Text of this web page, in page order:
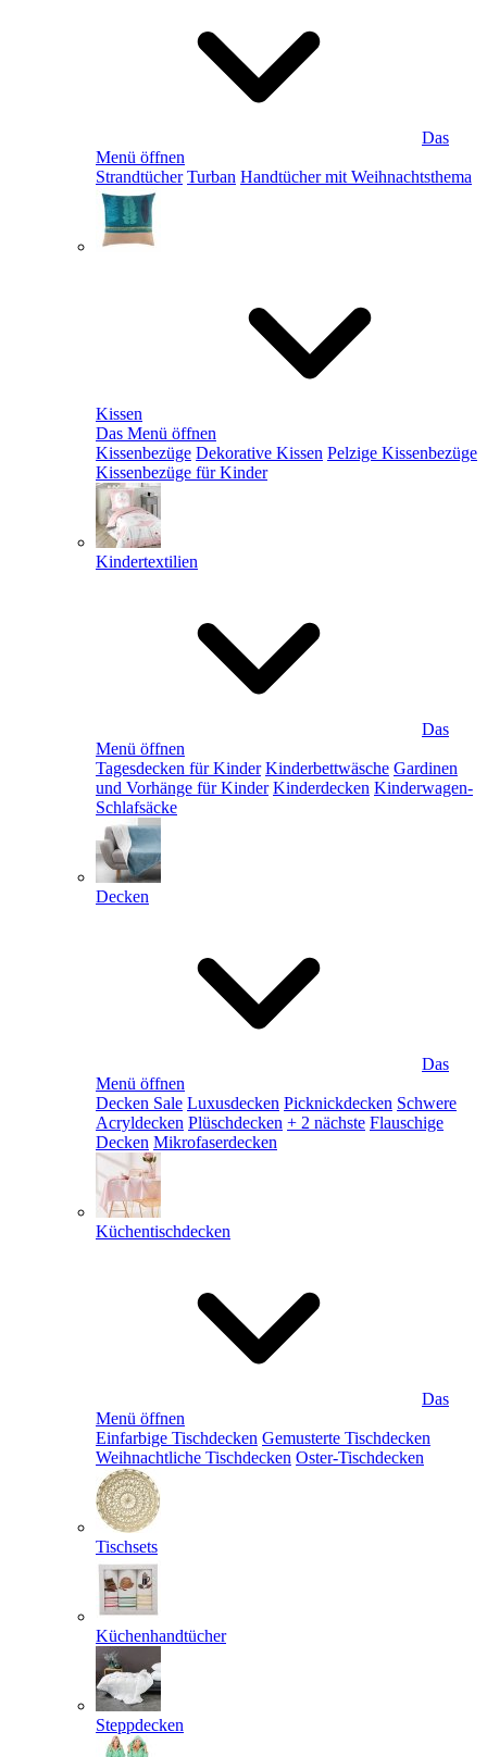
Das
Menü öffnen
Strandtücher Turban Handtücher mit Weihnachtsthema
Kissen
Das Menü öffnen
Kissenbezüge Dekorative Kissen Pelzige Kissenbezüge
Kissenbezüge für Kinder
Kindertextilien
Das
Menü öffnen
Tagesdecken für Kinder Kinderbettwäsche Gardinen
und Vorhänge für Kinder Kinderdecken Kinderwagen-
Schlafsäcke
Decken
Das
Menü öffnen
Decken Sale Luxusdecken Picknickdecken Schwere
Acryldecken Plüschdecken + 2 nächste Flauschige
Decken Mikrofaserdecken
Küchentischdecken
Das
Menü öffnen
Einfarbige Tischdecken Gemusterte Tischdecken
Weihnachtliche Tischdecken Oster-Tischdecken
Tischsets
Küchenhandtücher
Steppdecken